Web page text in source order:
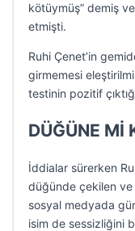
kötüymüş” demiş
etmişti.
Ruhi Çenet’in
girmemesi
testinin pozitif
DÜĞÜNE Mİ
İddialar sürerken
düğünde çekilen ve
sosyal medyada
isim de sessizliğini